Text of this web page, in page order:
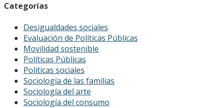
Categorías
Desigualdades sociales
Evaluación de Políticas Públicas
Movilidad sostenible
Políticas Públicas
Políticas sociales
Sociología de las familias
Sociología del arte
Sociología del consumo